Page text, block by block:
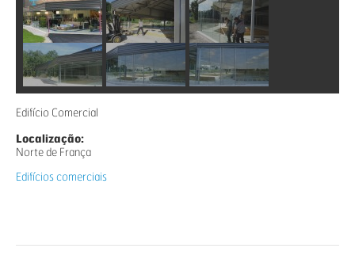
Edifício Comercial
Localização:
Norte de França
Edifícios comerciais